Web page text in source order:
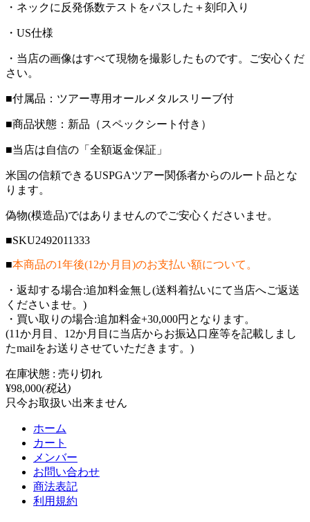
・ネックに反発係数テストをパスした＋刻印入り
・US仕様
・当店の画像はすべて現物を撮影したものです。ご安心くだ
さい。
■付属品：ツアー専用オールメタルスリーブ付
■商品状態：新品（スペックシート付き）
■当店は自信の「全額返金保証」
米国の信頼できるUSPGAツアー関係者からのルート品とな
ります。
偽物(模造品)ではありませんのでご安心くださいませ。
■SKU2492011333
■本商品の1年後(12か月目)のお支払い額について。
・返却する場合:追加料金無し(送料着払いにて当店へご返送
くださいませ。)
・買い取りの場合:追加料金+30,000円となります。
(11か月目、12か月目に当店からお振込口座等を記載しまし
たmailをお送りさせていただきます。)
在庫状態 : 売り切れ
¥98,000(税込)
只今お取扱い出来ません
ホーム
カート
メンバー
お問い合わせ
商法表記
利用規約